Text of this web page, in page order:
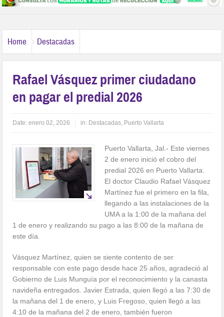
Home Destacadas
Rafael Vásquez primer ciudadano
en pagar el predial 2026
Date:enero 02, 2026 in: Destacadas, Puerto Vallarta
Puerto Vallarta, Jal.- Este viernes
2 de enero inició el cobro del
predial 2026 en Puerto Vallarta.
El doctor Claudio Rafael Vásquez
Martínez fue el primero en la fila,
llegando a las instalaciones de la
UMA a la 1:00 de la mañana del
1 de enero y realizando su pago a las 8:00 de la mañana de
este día.
Vásquez Martínez, quien se siente contento de ser
responsable con este pago desde hace 25 años, agradeció al
Gobierno de Luis Munguía por el reconocimiento y la canasta
navideña entregados. Javier Estrada, quien llegó a las 7:30 de
la mañana del 1 de enero, y Luis Fregoso, quien llegó a las
4:10 de la mañana del 2 de enero, también fueron